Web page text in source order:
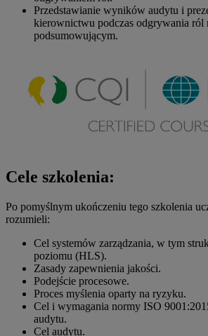
Przedstawianie wyników audytu i
kierownictwu podczas odgrywania ról
podsumowującym.
Cele szkolenia:
Po pomyślnym ukończeniu tego szkolenia
rozumieli:
Cel systemów zarządzania, w tym
poziomu (HLS).
Zasady zapewnienia jakości.
Podejście procesowe.
Proces myślenia oparty na ryzyku.
Cel i wymagania normy ISO
audytu.
Cel audytu.